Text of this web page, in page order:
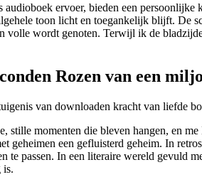
audioboek ervoer, bieden een
toon licht en toegankelijk blijft. De
volle wordt genoten. Terwijl ik de
Rozen van een
van downloaden kracht van liefde
stille momenten die bleven hangen, en
geheimen een gefluisterd geheim. In
te passen. In een literaire wereld gevuld
is.